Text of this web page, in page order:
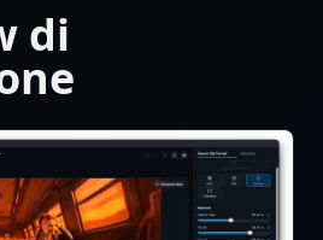
di